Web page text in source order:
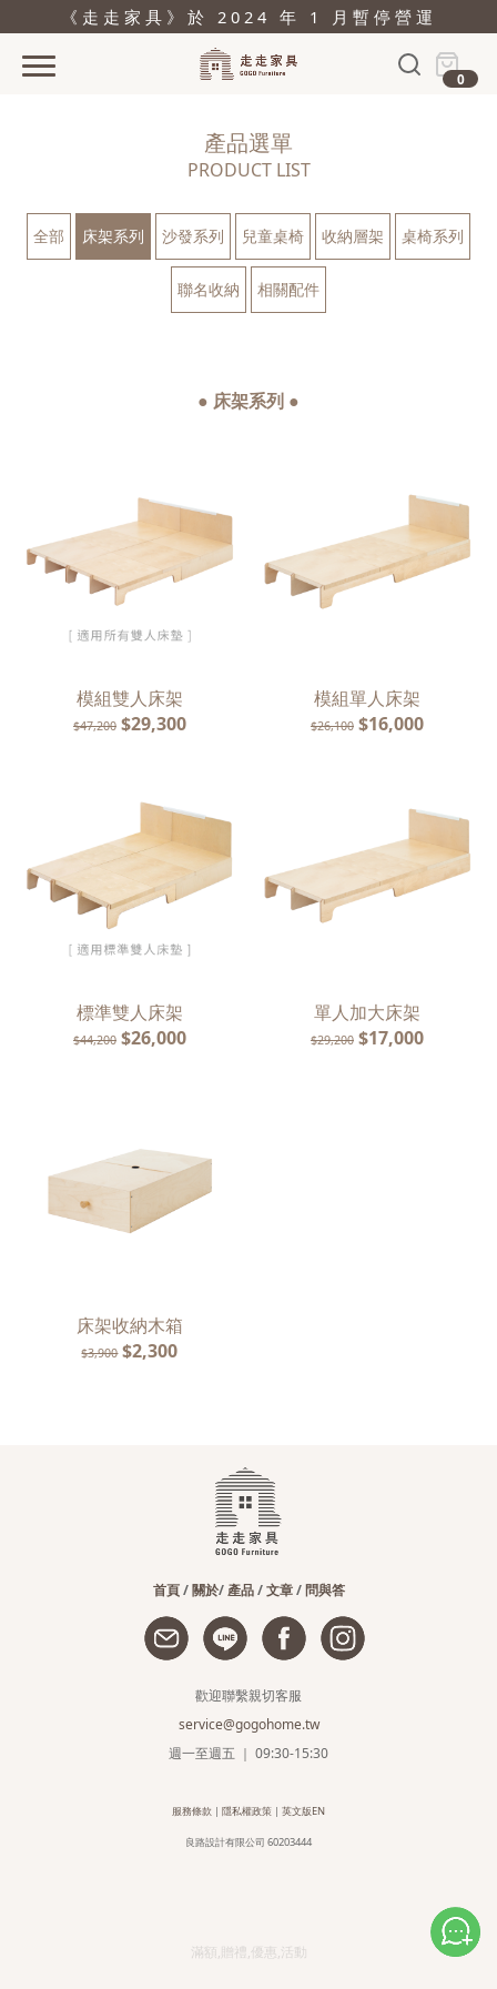
《走走家具》於 2024 年 1 月暫停營運
0
產品
關於
會員登入
產品選單
PRODUCT LIST
全部 床架系列 沙發系列 兒童桌椅 收納層架 桌椅系列
聯名收納 相關配件
● 床架系列 ●
模組雙人床架
$47,200 $29,300
模組單人床架
$26,100 $16,000
標準雙人床架
$44,200 $26,000
單人加大床架
$29,200 $17,000
床架收納木箱
$3,900 $2,300
首頁/關於/產品/文章/問與答
歡迎聯繫親切客服
service@gogohome.tw
週一至週五 ｜ 09:30-15:30
服務條款 | 隱私權政策 | 英文版EN
良路設計有限公司 60203444
滿額,贈禮,優惠,活動